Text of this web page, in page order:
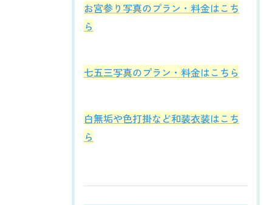
お宮参り写真のプラン・料金はこち
ら
七五三写真のプラン・料金はこちら
白無垢や色打掛など和装衣装はこち
ら